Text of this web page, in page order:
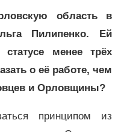
область в
Пилипенко. Ей
менее трёх
о её работе, чем
и Орловщины?
принципом из